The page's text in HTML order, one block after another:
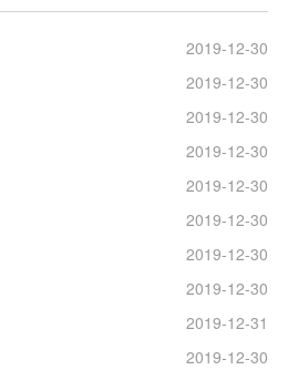
2019-12-30
2019-12-30
2019-12-30
2019-12-30
2019-12-30
2019-12-30
2019-12-30
2019-12-30
2019-12-31
2019-12-30